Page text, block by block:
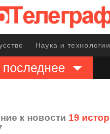
Наука и технологии
к новости 19